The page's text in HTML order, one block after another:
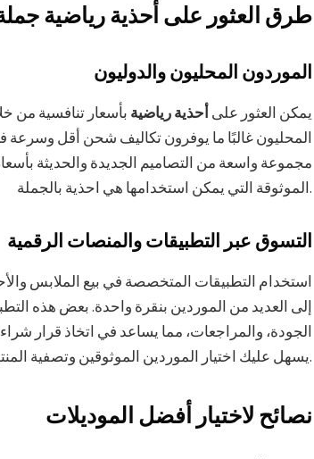
طرق العثور على أحذية رياضية
الموردون المحليون والدوليون
يمكن العثور على أحذية رياضية بأسعار تنافسية من
المحليون غالبًا ما يوفرون تكاليف شحن أقل وسرعة
مجموعة واسعة من التصاميم الجديدة والحديثة
الموثوقة التي يمكن استخدامها هي احذية بالجملة.
التسوق عبر التطبيقات والمنصات الرقمية
استخدام التطبيقات المتخصصة في بيع الملابس
إلى العديد من الموردين بنقرة واحدة. بعض هذه
الجودة، والمراجعات، مما يساعد في اتخاذ قرار
يسهل عليك اختيار الموردين الموثوقين وتصفية المنتجات حسب احتياجاتك.
نصائح لاختيار أفضل الموديلات